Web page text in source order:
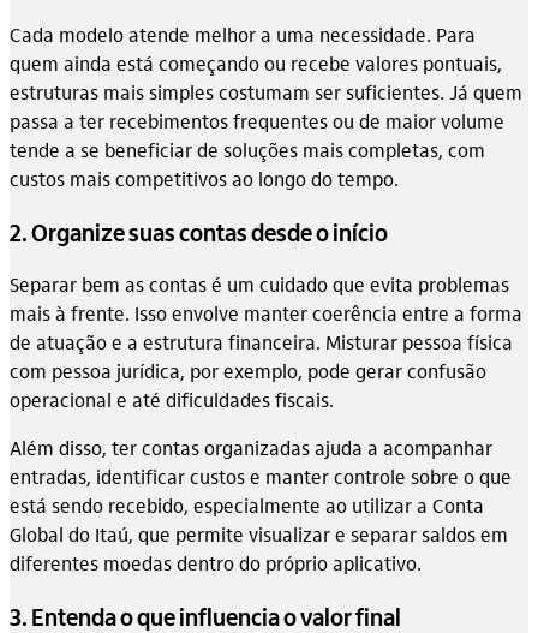
Cada modelo atende melhor a uma necessidade. Para
quem ainda está começando ou recebe valores pontuais,
estruturas mais simples costumam ser suficientes. Já quem
passa a ter recebimentos frequentes ou de maior volume
tende a se beneficiar de soluções mais completas, com
custos mais competitivos ao longo do tempo.
2. Organize suas contas desde o início
Separar bem as contas é um cuidado que evita problemas
mais à frente. Isso envolve manter coerência entre a forma
de atuação e a estrutura financeira. Misturar pessoa física
com pessoa jurídica, por exemplo, pode gerar confusão
operacional e até dificuldades fiscais.
Além disso, ter contas organizadas ajuda a acompanhar
entradas, identificar custos e manter controle sobre o que
está sendo recebido, especialmente ao utilizar a Conta
Global do Itaú, que permite visualizar e separar saldos em
diferentes moedas dentro do próprio aplicativo.
3. Entenda o que influencia o valor final